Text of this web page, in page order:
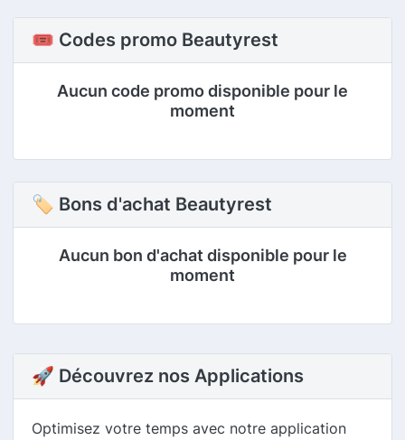
🎟️ Codes promo Beautyrest
Aucun code promo disponible pour le
moment
🏷 Bons d'achat Beautyrest
Aucun bon d'achat disponible pour le
moment
🚀 Découvrez nos Applications
Optimisez votre temps avec notre application